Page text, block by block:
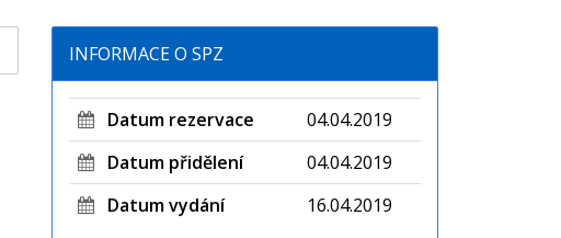
INFORMACE O SPZ
Datum rezervace
04.04.2019
Datum přidělení
04.04.2019
Datum vydání
16.04.2019